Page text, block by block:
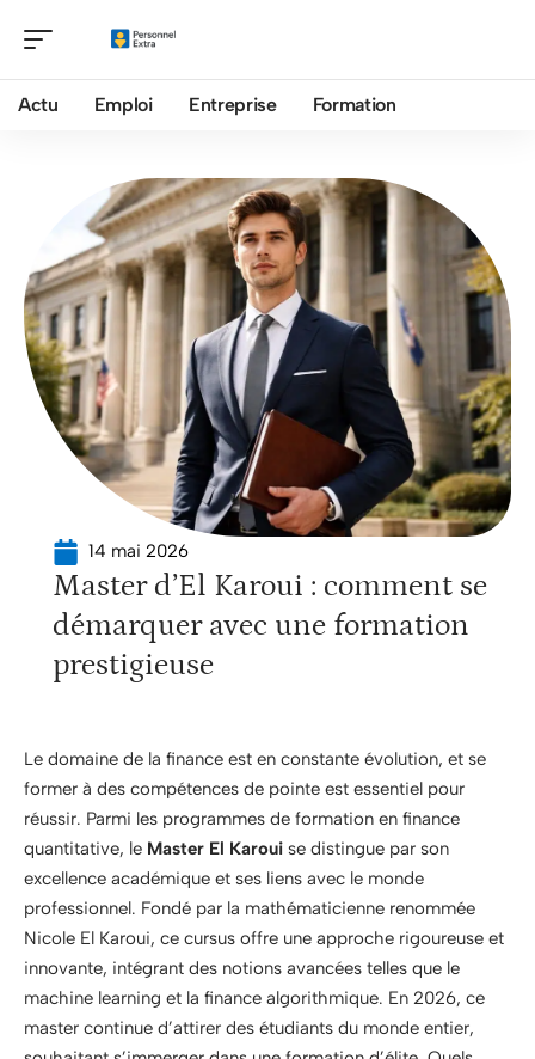
Actu Emploi Entreprise Formation
14 mai 2026
Master d’El Karoui : comment se
démarquer avec une formation
prestigieuse
Le domaine de la finance est en constante évolution, et se
former à des compétences de pointe est essentiel pour
réussir. Parmi les programmes de formation en finance
quantitative, le Master El Karoui se distingue par son
excellence académique et ses liens avec le monde
professionnel. Fondé par la mathématicienne renommée
Nicole El Karoui, ce cursus offre une approche rigoureuse et
innovante, intégrant des notions avancées telles que le
machine learning et la finance algorithmique. En 2026, ce
master continue d’attirer des étudiants du monde entier,